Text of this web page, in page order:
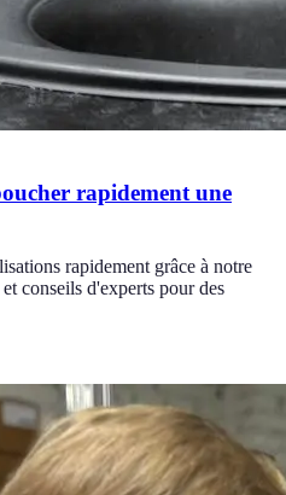
rapidement une
rapidement grâce à notre
conseils d'experts pour des